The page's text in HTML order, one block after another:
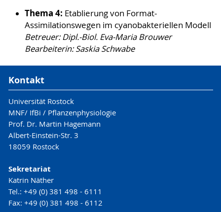
Thema 4: Etablierung von Format-
Assimilationswegen im cyanobakteriellen Modell
Betreuer: Dipl.-Biol. Eva-Maria Brouwer
Bearbeiterin: Saskia Schwabe
Kontakt
Universität Rostock
MNF/ IfBi / Pflanzenphysiologie
Prof. Dr. Martin Hagemann
Albert-Einstein-Str. 3
18059 Rostock
Sekretariat
Katrin Näther
Tel.: +49 (0) 381 498 - 6111
Fax: +49 (0) 381 498 - 6112